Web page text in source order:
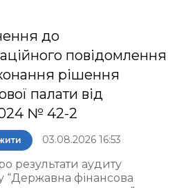
до
повідомлення
рішення
палати від
№ 42-2
03.08.2026 16:53
результати аудиту
“Державна фінансова